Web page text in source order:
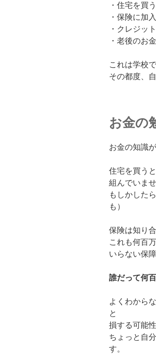
・住宅を買
・保険に加
・クレジッ
・老後のお
これは学校
その都度、
お金の
お金の知識
住宅を買う
組んでいま
もしかした
も）
保険は知り
これも何百
いらない保
誰だって何
よくわから
と
損する可能
ちょっと自
す。